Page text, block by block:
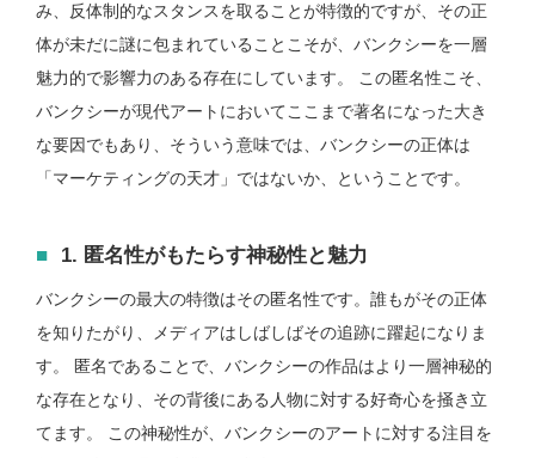
み、反体制的なスタンスを取ることが特徴的ですが、その正
体が未だに謎に包まれていることこそが、バンクシーを一層
魅力的で影響力のある存在にしています。 この匿名性こそ、
バンクシーが現代アートにおいてここまで著名になった大き
な要因でもあり、そういう意味では、バンクシーの正体は
「マーケティングの天才」ではないか、ということです。
1. 匿名性がもたらす神秘性と魅力
バンクシーの最大の特徴はその匿名性です。誰もがその正体
を知りたがり、メディアはしばしばその追跡に躍起になりま
す。 匿名であることで、バンクシーの作品はより一層神秘的
な存在となり、その背後にある人物に対する好奇心を掻き立
てます。 この神秘性が、バンクシーのアートに対する注目を